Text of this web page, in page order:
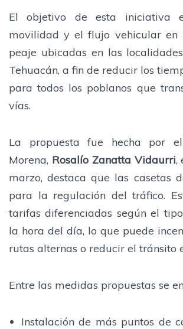
El objetivo de esta iniciativa
movilidad y el flujo vehicular en
peaje ubicadas en las
Tehuacán, a fin de reducir los
para todos los poblanos que
vías.
La propuesta fue hecha por
Morena, Rosalío Zanatta Vidaurri,
marzo, destaca que las casetas
para la regulación del tráfico.
tarifas diferenciadas según el
la hora del día, lo que puede
rutas alternas o reducir el tránsito
Entre las medidas propuestas se
Instalación de más puntos de